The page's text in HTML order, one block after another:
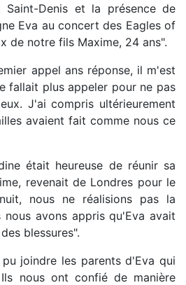
Denis et la présence de
Eva au concert des Eagles of
de notre fils Maxime, 24 ans".
appel ans réponse, il m'est
fallait plus appeler pour ne pas
J'ai compris ultérieurement
avaient fait comme nous ce
était heureuse de réunir sa
revenait de Londres pour le
nous ne réalisions pas la
avons appris qu'Eva avait
blessures".
joindre les parents d'Eva qui
nous ont confié de manière